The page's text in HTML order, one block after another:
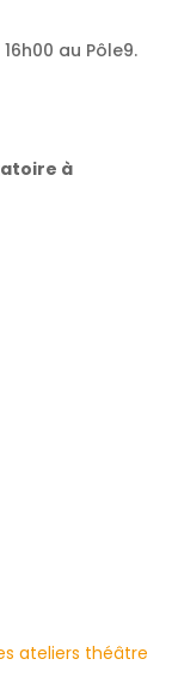
au Pôle9.
à
ateliers théâtre